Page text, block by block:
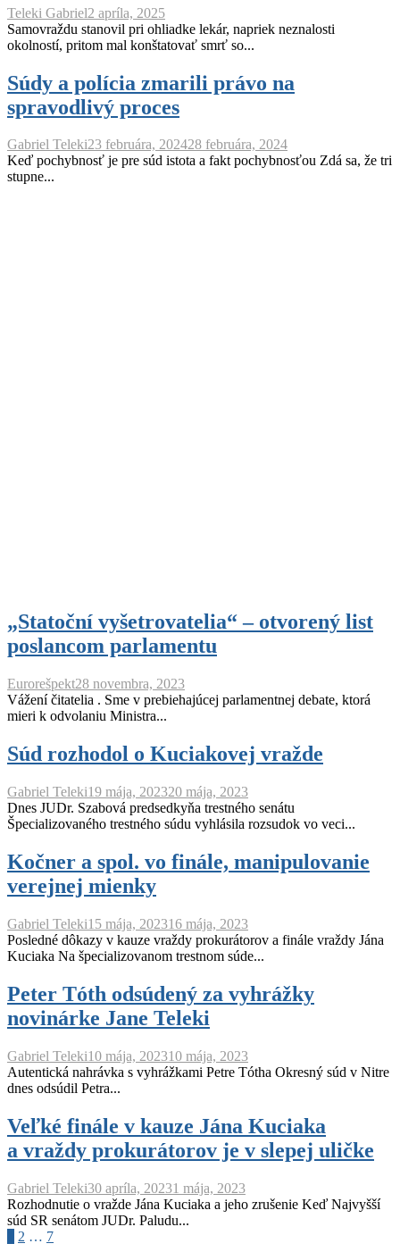
Teleki Gabriel2 apríla, 2025
Samovraždu stanovil pri ohliadke lekár, napriek neznalosti
okolností, pritom mal konštatovať smrť so...
Súdy a polícia zmarili právo na
spravodlivý proces
Gabriel Teleki23 februára, 202428 februára, 2024
Keď pochybnosť je pre súd istota a fakt pochybnosťou Zdá sa, že tri
stupne...
„Statoční vyšetrovatelia“ – otvorený list
poslancom parlamentu
Eurorešpekt28 novembra, 2023
Vážení čitatelia . Sme v prebiehajúcej parlamentnej debate, ktorá
mieri k odvolaniu Ministra...
Súd rozhodol o Kuciakovej vražde
Gabriel Teleki19 mája, 202320 mája, 2023
Dnes JUDr. Szabová predsedkyňa trestného senátu
Špecializovaného trestného súdu vyhlásila rozsudok vo veci...
Kočner a spol. vo finále, manipulovanie
verejnej mienky
Gabriel Teleki15 mája, 202316 mája, 2023
Posledné dôkazy v kauze vraždy prokurátorov a finále vraždy Jána
Kuciaka Na špecializovanom trestnom súde...
Peter Tóth odsúdený za vyhrážky
novinárke Jane Teleki
Gabriel Teleki10 mája, 202310 mája, 2023
Autentická nahrávka s vyhrážkami Petre Tótha Okresný súd v Nitre
dnes odsúdil Petra...
Veľké finále v kauze Jána Kuciaka
a vraždy prokurátorov je v slepej uličke
Gabriel Teleki30 apríla, 20231 mája, 2023
Rozhodnutie o vražde Jána Kuciaka a jeho zrušenie Keď Najvyšší
súd SR senátom JUDr. Paludu...
Navigácia
2 … 7